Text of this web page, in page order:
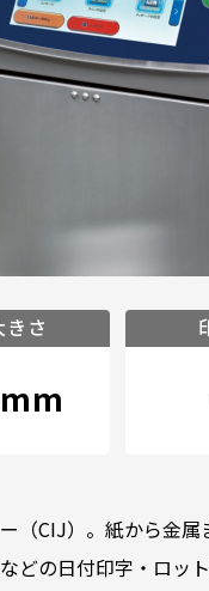
きさ
（CIJ）。紙から金
どの日付印字・ロッ